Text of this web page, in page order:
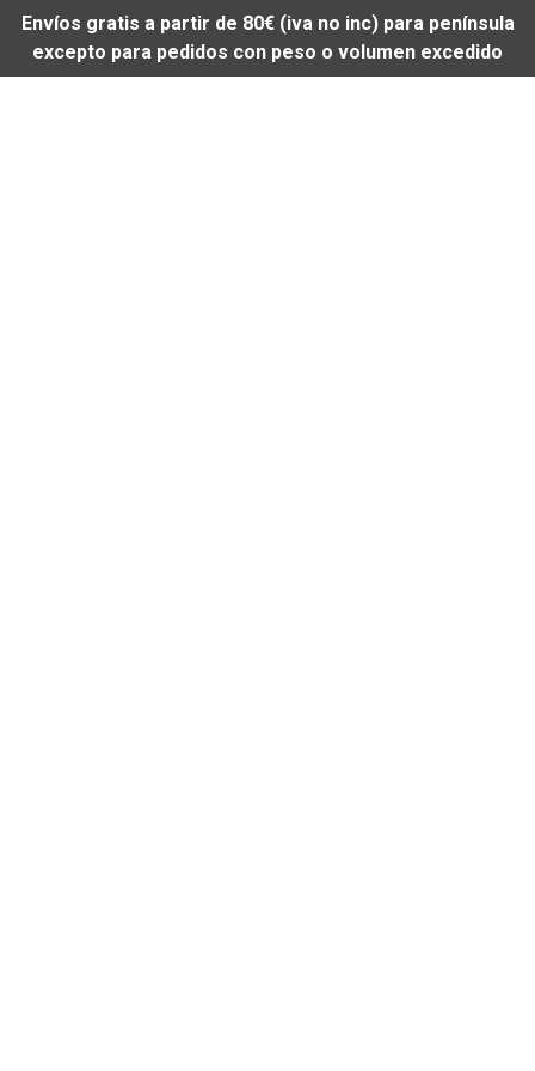
Envíos gratis a partir de 80€ (iva no inc) para península
excepto para pedidos con peso o volumen excedido